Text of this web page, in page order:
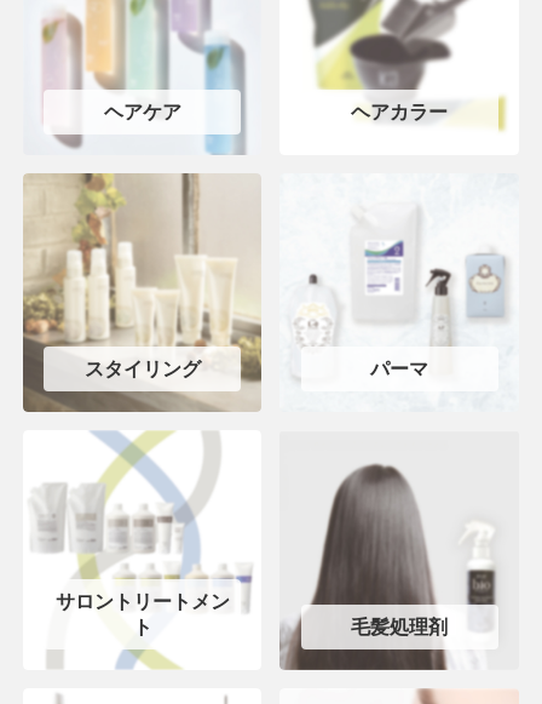
ヘアケア ヘアカラー
スタイリング パーマ
サロントリートメン
ト
毛髪処理剤